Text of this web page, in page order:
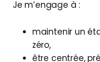
Je m’engage à :
maintenir un
zéro,
être centrée,